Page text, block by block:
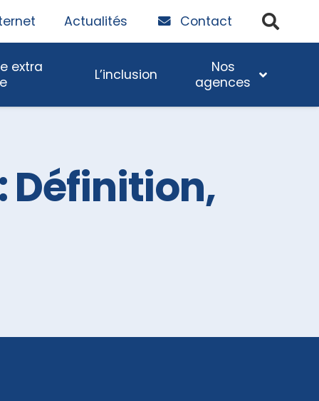
Actualités Contact
FM parc impression
Nettoyage des Locaux
extra
L’inclusion
Nos
agences
Définition,